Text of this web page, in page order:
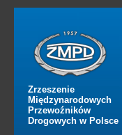
Zrzeszenie
Międzynarodowych
Przewoźników
Drogowych w Polsce